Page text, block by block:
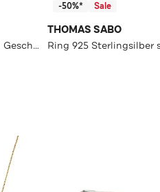
Ring Süßwasserperlen Geschwungen Gedreht 925 Silber Gold
-50%* Sale
THOMAS SABO